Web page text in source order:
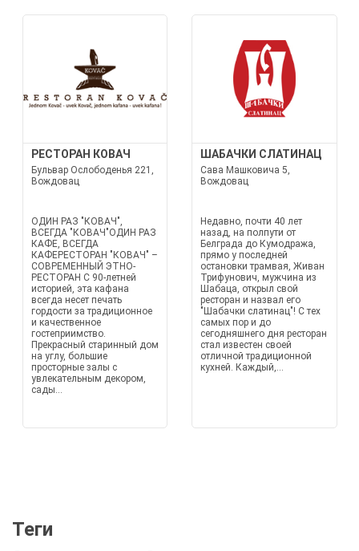
РЕСТОРАН КОВАЧ
Бульвар Ослободенья 221,
Вождовац
ОДИН РАЗ "КОВАЧ",
ВСЕГДА "КОВАЧ"ОДИН РАЗ
КАФЕ, ВСЕГДА
КАФЕРЕСТОРАН "КОВАЧ" –
СОВРЕМЕННЫЙ ЭТНО-
РЕСТОРАН С 90-летней
историей, эта кафана
всегда несет печать
гордости за традиционное
и качественное
гостеприимство.
Прекрасный старинный дом
на углу, большие
просторные залы с
увлекательным декором,
сады...
ШАБАЧКИ СЛАТИНАЦ
Сава Машковича 5,
Вождовац
Недавно, почти 40 лет
назад, на полпути от
Белграда до Кумодража,
прямо у последней
остановки трамвая, Живан
Трифунович, мужчина из
Шабаца, открыл свой
ресторан и назвал его
"Шабачки слатинац"! С тех
самых пор и до
сегодняшнего дня ресторан
стал известен своей
отличной традиционной
кухней. Каждый,...
Теги